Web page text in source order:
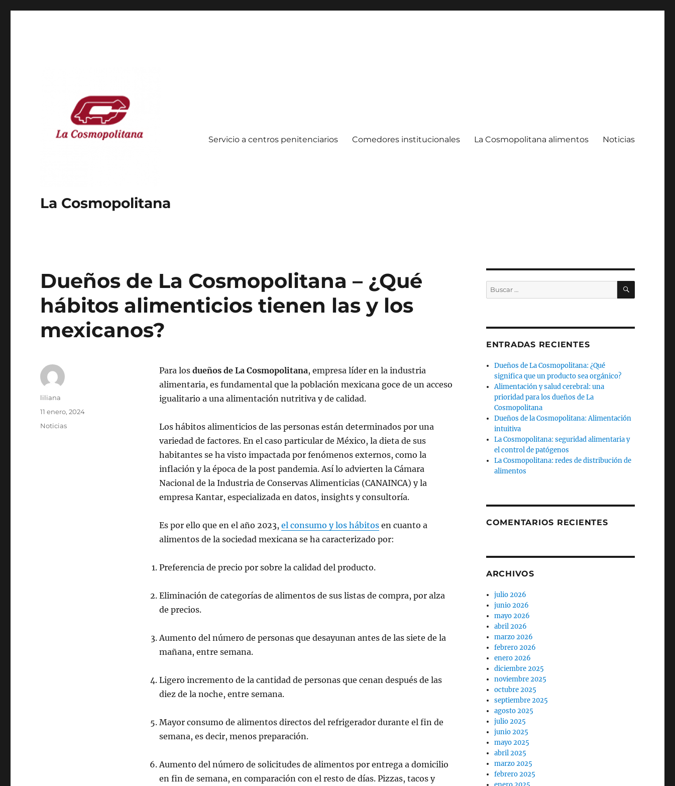
La Cosmopolitana
Servicio a centros penitenciarios Comedores institucionales La Cosmopolitana alimentos Noticias
Dueños de La Cosmopolitana – ¿Qué
hábitos alimenticios tienen las y los
mexicanos?
Para los dueños de La Cosmopolitana, empresa líder en la industria
alimentaria, es fundamental que la población mexicana goce de un acceso
igualitario a una alimentación nutritiva y de calidad.
Los hábitos alimenticios de las personas están determinados por una
variedad de factores. En el caso particular de México, la dieta de sus
habitantes se ha visto impactada por fenómenos externos, como la
inflación y la época de la post pandemia. Así lo advierten la Cámara
Nacional de la Industria de Conservas Alimenticias (CANAINCA) y la
empresa Kantar, especializada en datos, insights y consultoría.
Es por ello que en el año 2023, el consumo y los hábitosen cuanto a
alimentos de la sociedad mexicana se ha caracterizado por:
Preferencia de precio por sobre la calidad del producto.
Eliminación de categorías de alimentos de sus listas de compra, por alza
de precios.
Aumento del número de personas que desayunan antes de las siete de la
mañana, entre semana.
Ligero incremento de la cantidad de personas que cenan después de las
diez de la noche, entre semana.
Mayor consumo de alimentos directos del refrigerador durante el fin de
semana, es decir, menos preparación.
Aumento del número de solicitudes de alimentos por entrega a domicilio
en fin de semana, en comparación con el resto de días. Pizzas, tacos y
Autor
liliana
Publicado
11 enero, 2024
Categorías
Noticias
Buscar
por:
BUSCAR
ENTRADAS RECIENTES
Dueños de La Cosmopolitana: ¿Qué
significa que un producto sea orgánico?
Alimentación y salud cerebral: una
prioridad para los dueños de La
Cosmopolitana
Dueños de la Cosmopolitana: Alimentación
intuitiva
La Cosmopolitana: seguridad alimentaria y
el control de patógenos
La Cosmopolitana: redes de distribución de
alimentos
COMENTARIOS RECIENTES
ARCHIVOS
julio 2026
junio 2026
mayo 2026
abril 2026
marzo 2026
febrero 2026
enero 2026
diciembre 2025
noviembre 2025
octubre 2025
septiembre 2025
agosto 2025
julio 2025
junio 2025
mayo 2025
abril 2025
marzo 2025
febrero 2025